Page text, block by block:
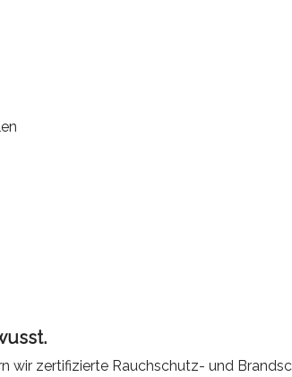
wir zertifizierte Rauchschutz- und